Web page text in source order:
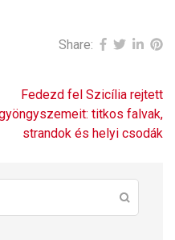
Share:
Fedezd fel Szicília rejtett
titkos falvak,
strandok és helyi csodák